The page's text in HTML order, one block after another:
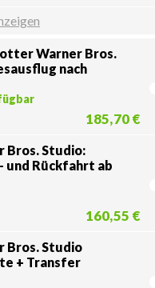
Warner Bros.
nach
185,70 €
Bros. Studio:
und Rückfahrt ab
160,55 €
Bros. Studio
+ Transfer